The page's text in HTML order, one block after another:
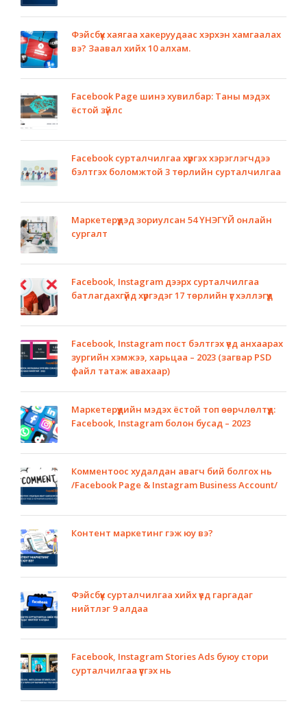
Фэйсбүүк хаягаа хакеруудаас хэрхэн хамгаалах
вэ? Заавал хийх 10 алхам.
Facebook Page шинэ хувилбар: Таны мэдэх
ёстой зүйлс
Facebook сурталчилгаа хүргэх хэрэглэгчдээ
бэлтгэх боломжтой 3 төрлийн сурталчилгаа
Маркетерүүдэд зориулсан 54 ҮНЭГҮЙ онлайн
сургалт
Facebook, Instagram дээрх сурталчилгаа
батлагдахгүйд хүргэдэг 17 төрлийн үг хэллэгүүд
Facebook, Instagram пост бэлтгэх үед анхаарах
зургийн хэмжээ, харьцаа – 2023 (загвар PSD
файл татаж авахаар)
Маркетерүүдийн мэдэх ёстой топ өөрчлөлтүүд:
Facebook, Instagram болон бусад – 2023
Комментоос худалдан авагч бий болгох нь
/Facebook Page & Instagram Business Account/
Контент маркетинг гэж юу вэ?
Фэйсбүүк сурталчилгаа хийх үед гаргадаг
нийтлэг 9 алдаа
Facebook, Instagram Stories Ads буюу стори
сурталчилгаа үүсгэх нь